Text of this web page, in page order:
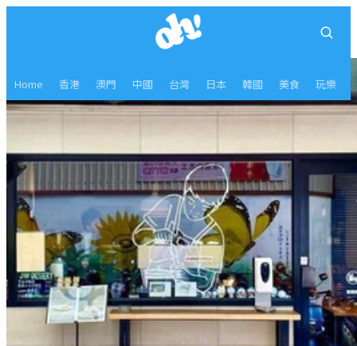
Home 香港 澳門 中國 台灣 日本 韓國 美食 玩樂